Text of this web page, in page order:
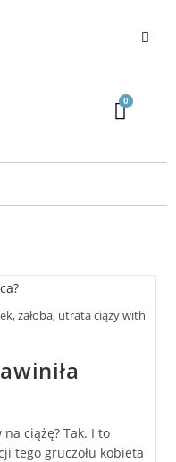
żałoba, utrata ciąży with
na ciążę? Tak. I to
tego gruczołu kobieta